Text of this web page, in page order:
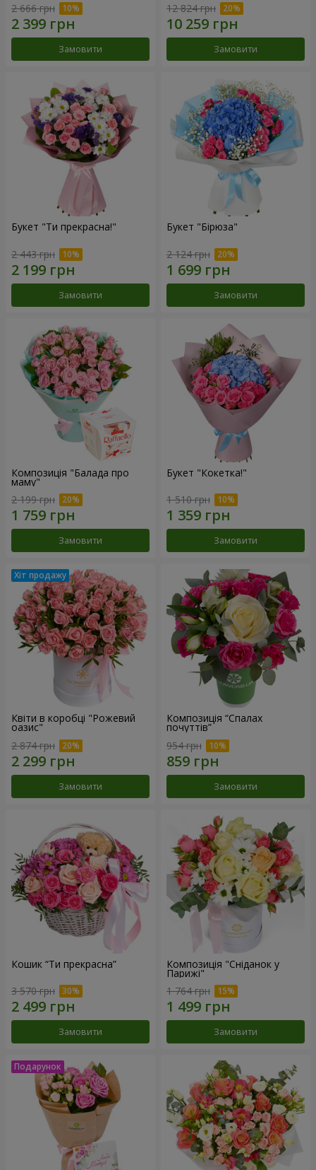
2 666 грн
Замовити
12 824 грн
Замовити
Букет "Ти прекрасна!"
2 443 грн
Замовити
Букет "Бірюза"
2 124 грн
Замовити
Композиція "Балада про
маму"
2 199 грн
Замовити
Букет "Кокетка!"
1 510 грн
Замовити
Квіти в коробці "Рожевий
оазис"
2 874 грн
Замовити
Композиція “Спалах
почуттів”
954 грн
Замовити
Кошик “Ти прекрасна”
3 570 грн
Замовити
Композиція "Сніданок у
Парижі"
1 764 грн
Замовити